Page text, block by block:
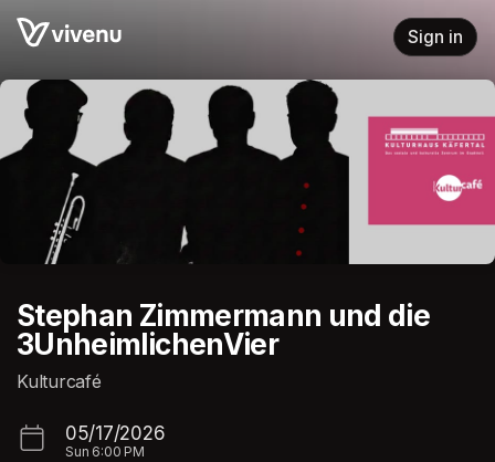
Skip header
Sign in
Stephan Zimmermann und die
3UnheimlichenVier
Kulturcafé
05/17/2026
Sun 6:00 PM